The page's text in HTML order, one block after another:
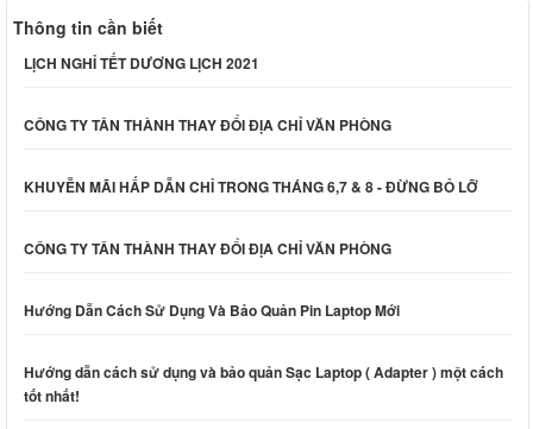
Thông tin cần biết
LỊCH NGHỈ TẾT DƯƠNG LỊCH 2021
CÔNG TY TÂN THÀNH THAY ĐỔI ĐỊA CHỈ VĂN PHÒNG
KHUYỄN MÃI HẤP DẪN CHỈ TRONG THÁNG 6,7 & 8 - ĐỪNG BỎ LỠ
CÔNG TY TÂN THÀNH THAY ĐỔI ĐỊA CHỈ VĂN PHÒNG
Hướng Dẫn Cách Sử Dụng Và Bảo Quản Pin Laptop Mới
Hướng dẫn cách sử dụng và bảo quản Sạc Laptop ( Adapter ) một cách
tốt nhất!